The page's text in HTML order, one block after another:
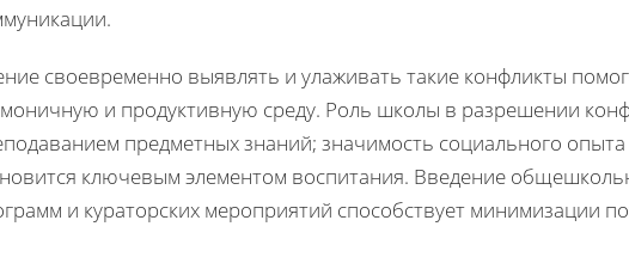
своевременно выявлять и улаживать такие конфликты
и продуктивную среду. Роль школы в разрешении
предметных знаний; значимость социального
ключевым элементом воспитания. Введение
и кураторских мероприятий способствует минимизации